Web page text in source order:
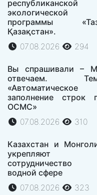
республиканской
экологической
программы
Қазақстан».
07.08.2026
294
Вы спрашивали –
отвечаем.
«Автоматическое
заполнение строк
ОСМС»
07.08.2026
310
Казахстан и
укрепляют
сотрудничество
водной сфере
07.08.2026
323